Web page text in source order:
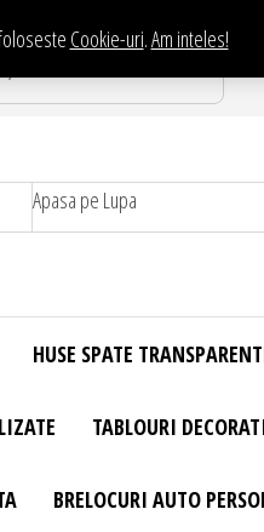
Cookie-uri.Am inteles!
Apasa pe Lupa
HUSE SPATE
TABLOURI
BRELOCURI AUTO